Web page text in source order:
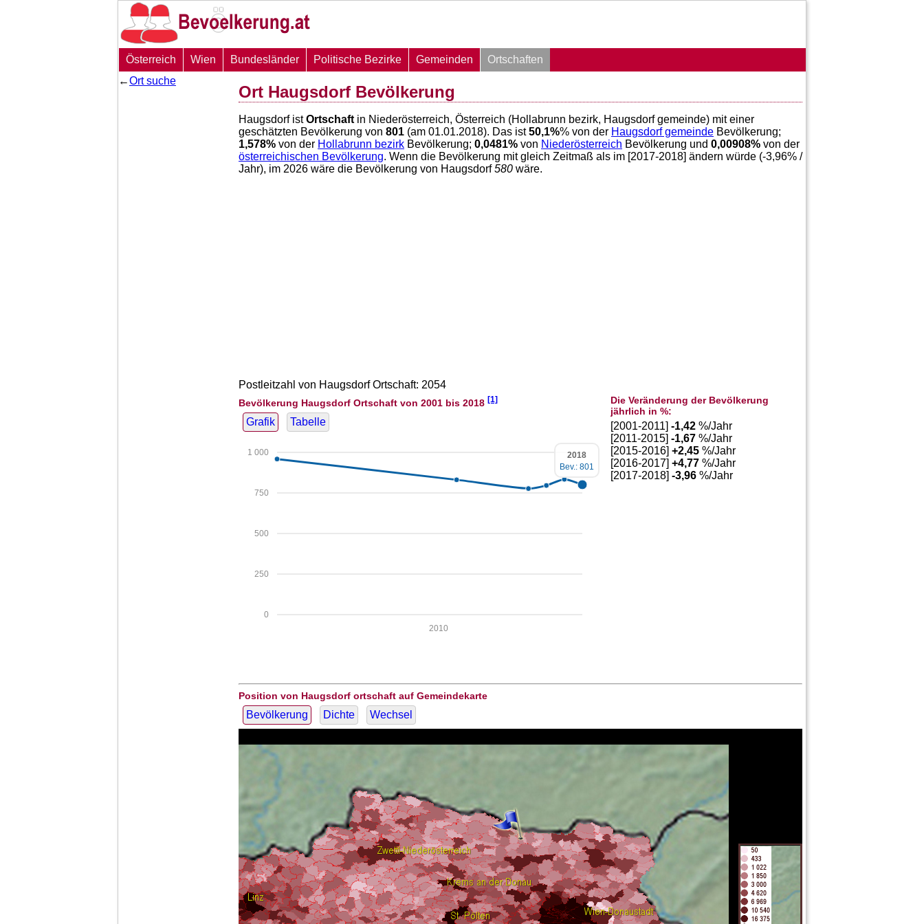
Österreich Wien Bundesländer Politische Bezirke Gemeinden
Ortschaften
←Ort suche
Ort Haugsdorf Bevölkerung
Haugsdorf istOrtschaft in Niederösterreich, Österreich (Hollabrunn bezirk, Haugsdorf gemeinde) mit einer
geschätzten Bevölkerung von 801 (am 01.01.2018). Das ist50,1%% von der Haugsdorf gemeinde Bevölkerung;
1,578% von der Hollabrunn bezirk Bevölkerung; 0,0481% von Niederösterreich Bevölkerung und 0,00908% von der
österreichischen Bevölkerung. Wenn die Bevölkerung mit gleich Zeitmaß als im [2017-2018] ändern würde (-3,96% /
Jahr), im 2026 wäre die Bevölkerung von Haugsdorf580 wäre.
Postleitzahl von Haugsdorf Ortschaft: 2054
Bevölkerung Haugsdorf Ortschaft von 2001 bis 2018 [1]
Grafik Tabelle
0
250
500
750
1 000
2010
2018
Bev.: 801
Die Veränderung der Bevölkerung
jährlich in %:
[2001-2011]-1,42 %/Jahr
[2011-2015]-1,67 %/Jahr
[2015-2016]+2,45 %/Jahr
[2016-2017]+4,77 %/Jahr
[2017-2018]-3,96 %/Jahr
Position von Haugsdorf ortschaft auf Gemeindekarte
Bevölkerung Dichte Wechsel